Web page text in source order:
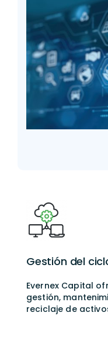
Gestión del
Evernex Capital
gestión,
reciclaje de